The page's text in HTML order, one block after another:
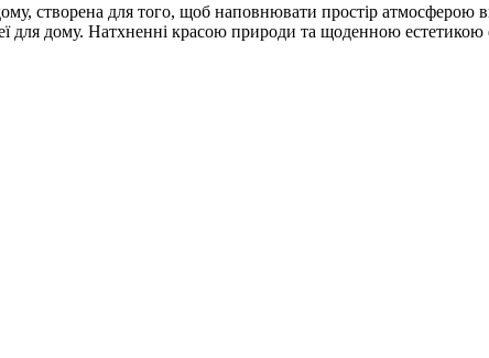
створена для того, щоб наповнювати простір атмосферою
для дому. Натхненні красою природи та щоденною